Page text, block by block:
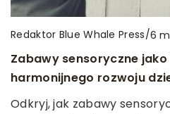
Redaktor Blue Whale Press/23
Praktyczne aspekty
emocjonalnego do
Porozmawiajmy o
Redaktor Blue Whale Press/6
Zabawy sensoryczne jako
harmonijnego rozwoju
Odkryj, jak zabawy
Redaktor Blue Whale Press/7
Jak proces suszenia
na ich wartości
Poznaj unikalny proces